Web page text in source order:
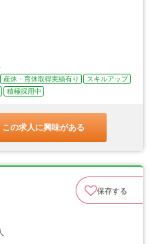
産休・育休取得実績有り
スキルアップ
積極採用中
この求人に興味がある
保存する